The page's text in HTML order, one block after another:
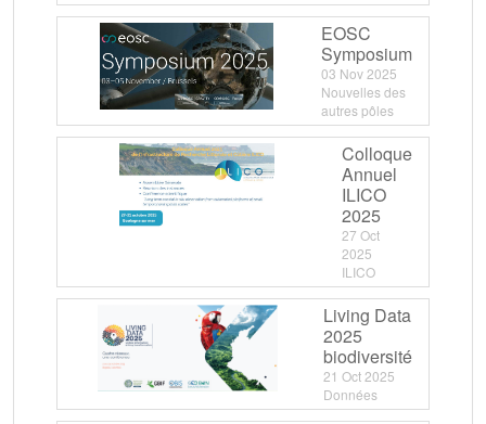
EOSC
Symposium
03 Nov 2025
Nouvelles des
autres pôles
Colloque
Annuel
ILICO
2025
27 Oct
2025
ILICO
Living Data
2025
biodiversité
21 Oct 2025
Données